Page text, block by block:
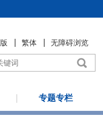
繁体 无障碍浏览
专题专栏